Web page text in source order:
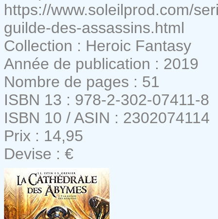
https://www.soleilprod.com/
guilde-des-assassins.html
Collection : Heroic Fantasy
Année de publication : 2019
Nombre de pages : 51
ISBN 13 : 978-2-302-07411-8
ISBN 10 / ASIN : 2302074114
Prix : 14,95
Devise : €